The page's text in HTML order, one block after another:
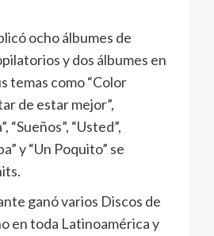
ocho álbumes de
y dos álbumes en
temas como “Color
de estar mejor”,
“Sueños”, “Usted”,
y “Un Poquito” se
ganó varios Discos de
en toda Latinoamérica y